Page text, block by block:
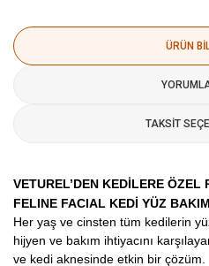
ÜRÜN
TAKSIT
VETUREL’DEN KEDİLERE
FELINE FACIAL KEDİ YÜZ
Her yaş ve cinsten tüm kedilerin
hijyen ve bakım ihtiyacını
ve kedi aknesinde etkin bir çözüm.